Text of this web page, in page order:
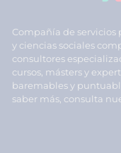
Compañía de servicios
y ciencias sociales
consultores
cursos, másters y
baremables y
saber más, consulta